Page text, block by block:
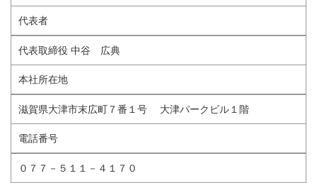
代表者
代表取締役 中谷 広典
本社所在地
滋賀県大津市末広町７番１号 大津パークビル１階
電話番号
０７７－５１１－４１７０